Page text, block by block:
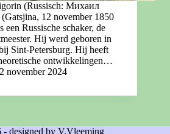
(Russisch: Михаил
12 november 1850
Russische schaker, de
Hij werd geboren in
Sint-Petersburg. Hij heeft
ontwikkelingen…
2 november 2024
designed by V.Vleeming